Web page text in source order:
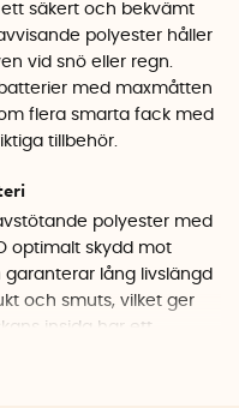
säkert och bekvämt
polyester håller
vid snö eller regn.
med maxmåtten
flera smarta fack med
tillbehör.
polyester med
optimalt skydd mot
lång livslängd
och smuts, vilket ger
insida har ett
på plats under